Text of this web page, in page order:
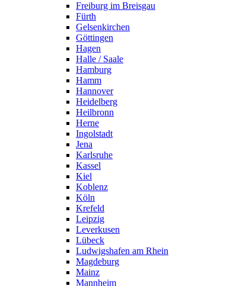
Freiburg im Breisgau
Fürth
Gelsenkirchen
Göttingen
Hagen
Halle / Saale
Hamburg
Hamm
Hannover
Heidelberg
Heilbronn
Herne
Ingolstadt
Jena
Karlsruhe
Kassel
Kiel
Koblenz
Köln
Krefeld
Leipzig
Leverkusen
Lübeck
Ludwigshafen am Rhein
Magdeburg
Mainz
Mannheim